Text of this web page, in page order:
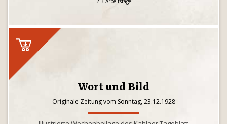
Wort und Bild
Originale Zeitung vom Sonntag, 23.12.1928